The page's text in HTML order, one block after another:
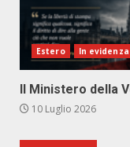
Estero In evidenza
Il Ministero della
10 Luglio 2026